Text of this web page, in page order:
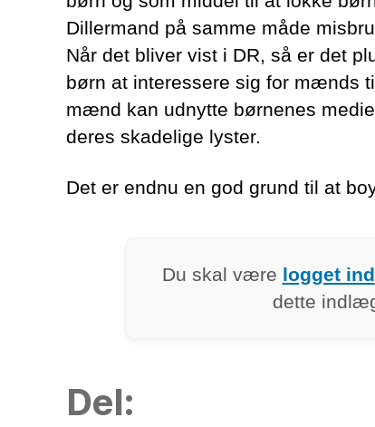
Dillermand på samme måde
Når det bliver vist i DR, så er det
børn at interessere sig for mænds
mænd kan udnytte børnenes
deres skadelige lyster.
Det er endnu en god grund til at
Du skal være logget ind
dette
Del: